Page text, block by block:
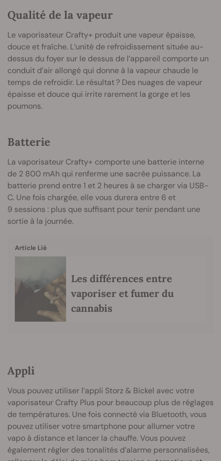
Qualité de la vapeur
Le vaporisateur Crafty+ produit une vapeur épaisse,
douce et fraîche. L’unité de refroidissement située au-
dessus du foyer sur le dessus de l’appareil comporte un
conduit d’air allongé qui donne à la vapeur chaude le
temps de refroidir. Le résultat ? Des nuages de vapeur
épaisse et douce qui irrite rarement la gorge et les
poumons.
Batterie
La vaporisateur Crafty+ comporte une batterie interne
de 2 800 mAh qui renferme une sacrée puissance. La
batterie prend entre 1 et 2 heures à se charger via USB-
C. Une fois chargée, elle vous durera entre 6 et
9 sessions : plus que suffisant pour tenir pendant une
sortie à la journée.
Article Lié
Les différences entre
vaporiser et fumer du
cannabis
Appli
Vous pouvez utiliser l’appli Storz & Bickel avec votre
vaporisateur Crafty Plus pour beaucoup plus de réglages
de températures. Une fois connecté via Bluetooth, vous
pouvez utiliser votre smartphone pour allumer votre
vapo à distance et lancer la chauffe. Vous pouvez
également régler des tonalités d’alarme personnalisées,